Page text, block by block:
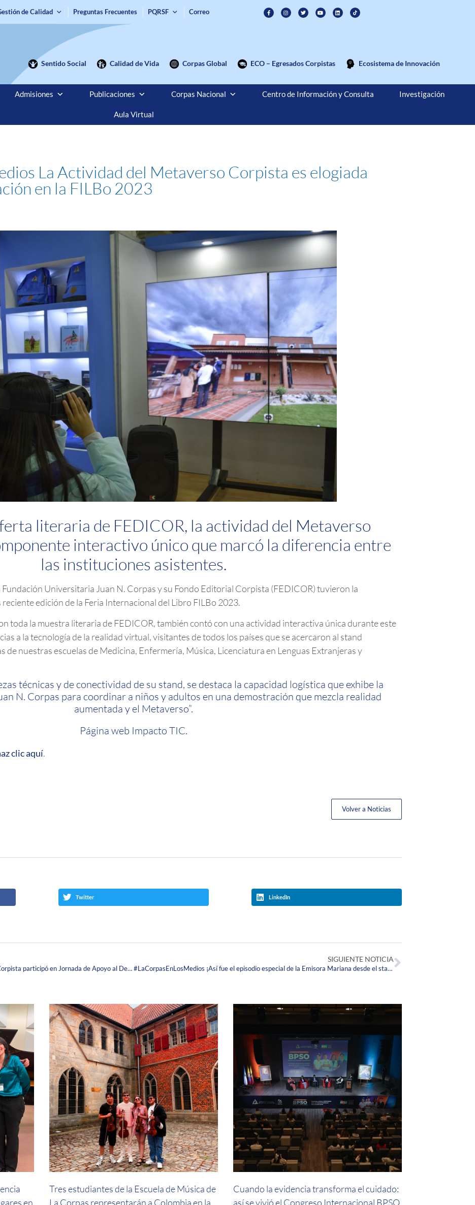
de Calidad Preguntas Frecuentes PQRSF Correo
Sentido Social Calidad de Vida Corpas Global ECO – Egresados Corpistas Ecosistema de Innovación
Admisiones Publicaciones Corpas Nacional Centro de Información y Consulta Investigación
Aula Virtual
La Actividad del Metaverso Corpista es elogiada
en la FILBo 2023
literaria de FEDICOR, la actividad del Metaverso
interactivo único que marcó la diferencia entre
las instituciones asistentes.
Fundación Universitaria Juan N. Corpas y su Fondo Editorial Corpista (FEDICOR) tuvieron la
edición de la Feria Internacional del Libro FILBo 2023.
toda la muestra literaria de FEDICOR, también contó con una actividad interactiva única durante este
a la tecnología de la realidad virtual, visitantes de todos los países que se acercaron al stand
nuestras escuelas de Medicina, Enfermería, Música, Licenciatura en Lenguas Extranjeras y
técnicas y de conectividad de su stand, se destaca la capacidad logística que exhibe la
N. Corpas para coordinar a niños y adultos en una demostración que mezcla realidad
aumentada y el Metaverso”.
Página web Impacto TIC.
clic aquí.
Volver a Noticias
Twitter LinkedIn
#LaCorpasEnLosMedios ¡Talento en Salud Corpista participó en Jornada de Apoyo al Desarrollo de la Fuerza Aérea Colombiana!
SIGUIENTE NOTICIA
#LaCorpasEnLosMedios ¡Así fue el episodio especial de la Emisora Mariana desde el stand Corpista en la FILBO 2023!
en
Tres estudiantes de la Escuela de Música de
La Corpas representarán a Colombia en la
Cuando la evidencia transforma el cuidado:
así se vivió el Congreso Internacional BPSO